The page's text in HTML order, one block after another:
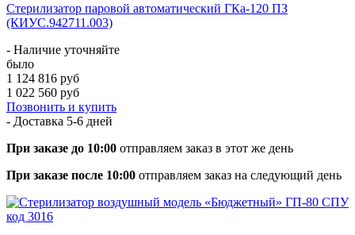
Стерилизатор паровой автоматический ГКа-120 ПЗ
(КИУС.942711.003)
- Наличие уточняйте
было
1 124 816 руб
1 022 560 руб
Позвонить и купить
- Доставка 5-6 дней
При заказе до 10:00 отправляем заказ в этот же день
При заказе после 10:00 отправляем заказ на следующий день